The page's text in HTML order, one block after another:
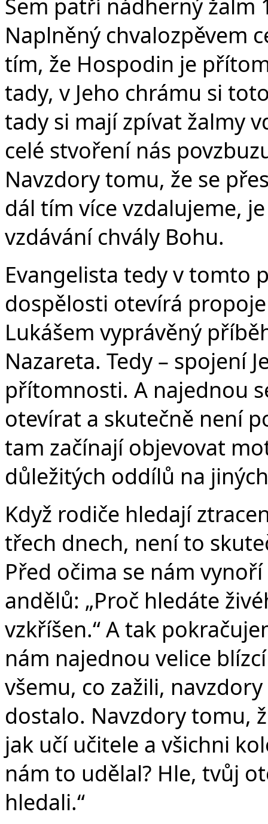
Sem patří nádherný žalm
Naplněný chvalozpěvem
tím, že Hospodin je
tady, v Jeho chrámu si
tady si mají zpívat žalmy
celé stvoření nás
Navzdory tomu, že se
dál tím více vzdalujeme,
vzdávání chvály Bohu.
Evangelista tedy v tomto
dospělosti otevírá
Lukášem vyprávěný
Nazareta. Tedy – spojení
přítomnosti. A najednou
otevírat a skutečně není
tam začínají objevovat
důležitých oddílů na
Když rodiče hledají
třech dnech, není to
Před očima se nám
andělů: „Proč hledáte
vzkříšen.“ A tak
nám najednou velice
všemu, co zažili,
dostalo. Navzdory tomu,
jak učí učitele a všichni
nám to udělal? Hle, tvůj
hledali.“